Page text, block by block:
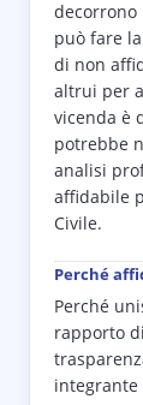
decorrono
può fare
di non
altrui per
vicenda è
potrebbe
analisi
affidabile
Civile.
Perché
Perché
rapporto
integrante